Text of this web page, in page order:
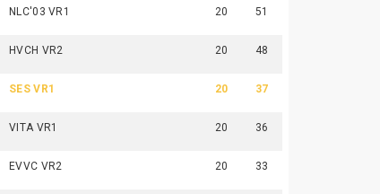
NLC'03 VR1 20 51
HVCH VR2 20 48
SES VR1 20 37
VITA VR1 20 36
EVVC VR2 20 33